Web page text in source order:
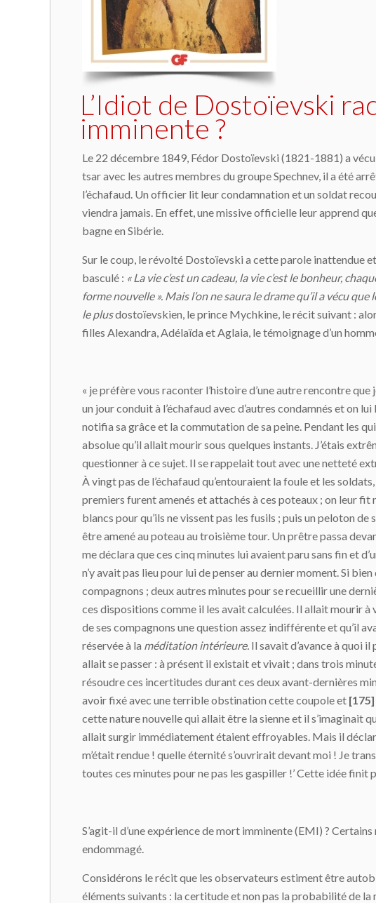
L’Idiot de Dostoïevski
imminente ?
Le 22 décembre 1849, Fédor Dostoïevski (1821-1881) a
tsar avec les autres membres du groupe Spechnev, il a été
l’échafaud. Un officier lit leur condamnation et un soldat
viendra jamais. En effet, une missive officielle leur apprend
bagne en Sibérie.
Sur le coup, le révolté Dostoïevski a cette parole inattendue
basculé : « La vie c’est un cadeau, la vie c’est le bonheur,
forme nouvelle ». Mais l’on ne saura le drame qu’il a vécu
le plusdostoïevskien, le prince Mychkine, le récit suivant :
filles Alexandra, Adélaïda et Aglaia, le témoignage d’un
« je préfère vous raconter l’histoire d’une autre rencontre que
un jour conduit à l’échafaud avec d’autres condamnés et on
notifia sa grâce et la commutation de sa peine. Pendant les
absolue qu’il allait mourir sous quelques instants. J’étais
questionner à ce sujet. Il se rappelait tout avec une netteté
À vingt pas de l’échafaud qu’entouraient la foule et les
premiers furent amenés et attachés à ces poteaux ; on leur fit
blancs pour qu’ils ne vissent pas les fusils ; puis un peloton
être amené au poteau au troisième tour. Un prêtre passa
me déclara que ces cinq minutes lui avaient paru sans fin et
n’y avait pas lieu pour lui de penser au dernier moment. Si bien
compagnons ; deux autres minutes pour se recueillir une
ces dispositions comme il les avait calculées. Il allait mourir à
de ses compagnons une question assez indifférente et qu’il
réservée à la méditation intérieure. Il savait d’avance à quoi
allait se passer : à présent il existait et vivait ; dans trois
résoudre ces incertitudes durant ces deux avant-dernières
avoir fixé avec une terrible obstination cette coupole et [175]
cette nature nouvelle qui allait être la sienne et il s’imaginait
allait surgir immédiatement étaient effroyables. Mais il
m’était rendue ! quelle éternité s’ouvrirait devant moi ! Je
toutes ces minutes pour ne pas les gaspiller !’ Cette idée finit
S’agit-il d’une expérience de mort imminente (EMI) ?
endommagé.
Considérons le récit que les observateurs estiment être
éléments suivants : la certitude et non pas la probabilité de